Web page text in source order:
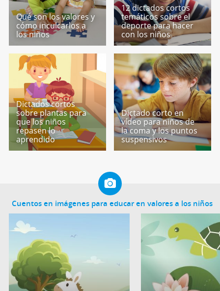
Qué son los valores y
cómo inculcarlos a
los niños
12 dictados cortos
temáticos sobre el
deporte para hacer
con los niños
Dictados cortos
sobre plantas para
que los niños
repasen lo
aprendido
Dictado corto en
vídeo para niños de
la coma y los puntos
suspensivos
Cuentos en imágenes para educar en valores a los niños